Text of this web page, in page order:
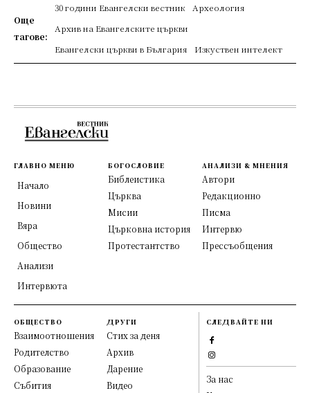
Още
тагове:
30 години Евангелски вестник
Археология
Архив на Евангелските църкви
Евангелски църкви в България
Изкуствен интелект
ГЛАВНО МЕНЮ
Начало
Новини
Вяра
Общество
Анализи
Интервюта
БОГОСЛОВИЕ
Библеистика
Църква
Мисии
Църковна история
Протестантство
АНАЛИЗИ & МНЕНИЯ
Автори
Редакционно
Писма
Интервю
Прессъобщения
ОБЩЕСТВО
Взаимоотношения
Родителство
Образование
Събития
ДРУГИ
Стих за деня
Архив
Дарение
Видео
СЛЕДВАЙТЕ НИ
За нас